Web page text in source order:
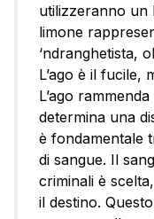
utilizzeranno un
limone
‘ndranghetista,
L’ago è il fucile,
L’ago
determina una
è fondamentale
di sangue. Il
criminali è
il destino.